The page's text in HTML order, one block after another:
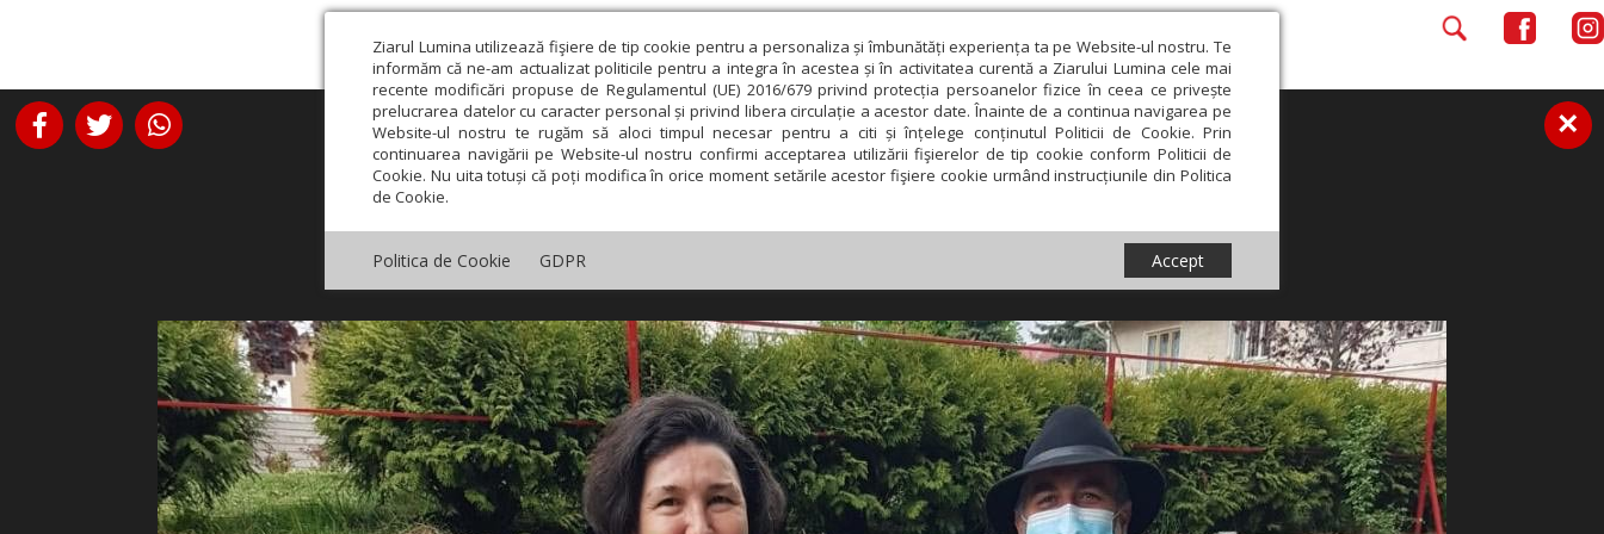
Ziarul Lumina utilizează fişiere de tip cookie pentru a personaliza și îmbunătăți experiența ta pe Website-ul nostru. Te
informăm că ne-am actualizat politicile pentru a integra în acestea și în activitatea curentă a Ziarului Lumina cele mai
recente modificări propuse de Regulamentul (UE) 2016/679 privind protecția persoanelor fizice în ceea ce privește
prelucrarea datelor cu caracter personal și privind libera circulație a acestor date. Înainte de a continua navigarea pe
Website-ul nostru te rugăm să aloci timpul necesar pentru a citi și înțelege conținutul Politicii de Cookie. Prin
continuarea navigării pe Website-ul nostru confirmi acceptarea utilizării fişierelor de tip cookie conform Politicii de
Cookie. Nu uita totuși că poți modifica în orice moment setările acestor fişiere cookie urmând instrucțiunile din Politica
de Cookie.
Politica de Cookie GDPR Accept
×